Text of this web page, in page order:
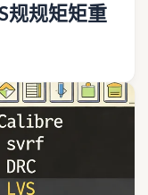
规规矩矩重